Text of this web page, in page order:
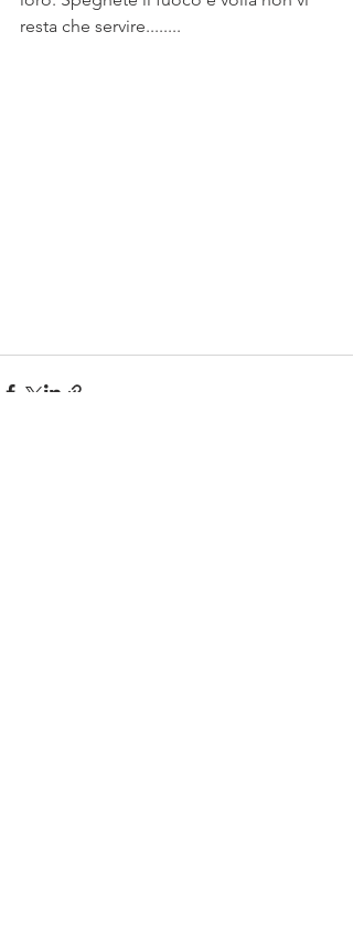
resta che servire........